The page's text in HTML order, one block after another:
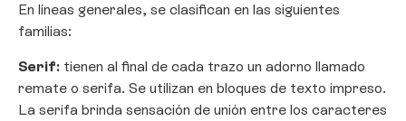
En líneas generales, se clasifican en las siguientes
familias:
Serif: tienen al final de cada trazo un adorno llamado
remate o serifa. Se utilizan en bloques de texto impreso.
La serifa brinda sensación de unión entre los caracteres